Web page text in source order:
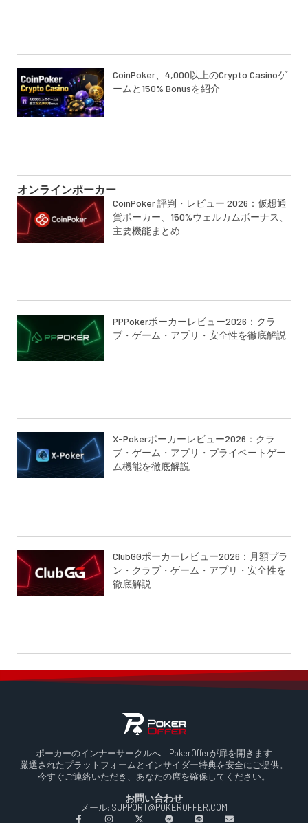
CoinPoker、4,000以上のCrypto Casinoゲ
ームと150% Bonusを紹介
オンラインポーカー
CoinPoker 評判・レビュー 2026：仮想通
貨ポーカー、150%ウェルカムボーナス、
主要機能まとめ
PPPokerポーカーレビュー2026：クラ
ブ・ゲーム・アプリ・安全性を徹底解説
X-Pokerポーカーレビュー2026：クラ
ブ・ゲーム・アプリ・プライベートゲー
ム機能を徹底解説
ClubGGポーカーレビュー2026：月額プラ
ン・クラブ・ゲーム・アプリ・安全性を
徹底解説
ポーカーのインナーサークルへ – PokerOfferが扉を開きます
厳選されたプラットフォームとインサイダー特典を安全にご提供。
今すぐご連絡いただき、あなたの席を確保してください。
お問い合わせ
メール: SUPPORT@POKEROFFER.COM